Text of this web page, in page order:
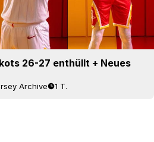
26-27 enthüllt + Neues
Archive 1 T.